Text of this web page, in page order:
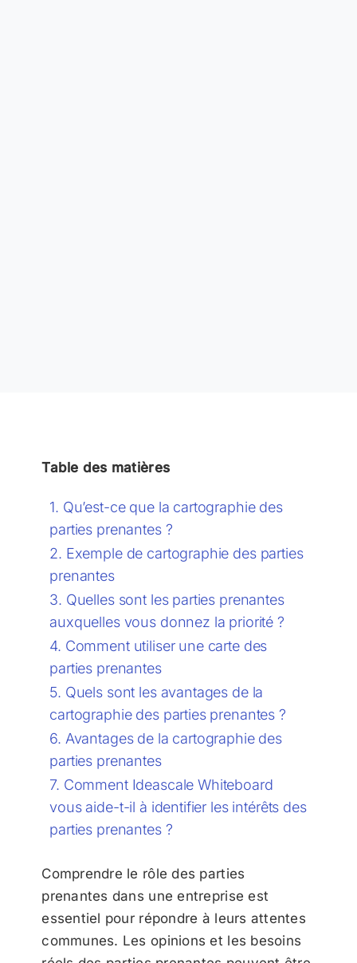
Table des matières
Qu’est-ce que la cartographie des
parties prenantes ?
Exemple de cartographie des parties
prenantes
Quelles sont les parties prenantes
auxquelles vous donnez la priorité ?
Comment utiliser une carte des
parties prenantes
Quels sont les avantages de la
cartographie des parties prenantes ?
Avantages de la cartographie des
parties prenantes
Comment Ideascale Whiteboard
vous aide-t-il à identifier les intérêts des
parties prenantes ?
Comprendre le rôle des parties
prenantes dans une entreprise est
essentiel pour répondre à leurs attentes
communes. Les opinions et les besoins